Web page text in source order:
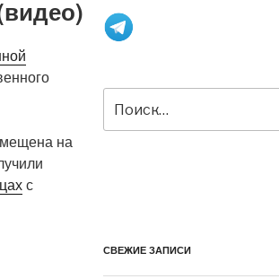
на
с
Искать:
СВЕЖИЕ ЗАПИСИ